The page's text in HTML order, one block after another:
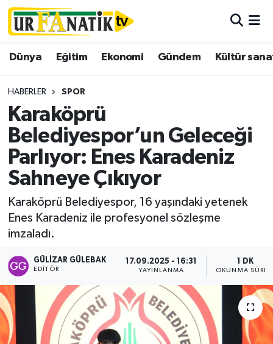
Dünya Eğitim Ekonomi Gündem Kültür
HABERLER SPOR
Karaköprü
Belediyespor’un Geleceği
Parlıyor: Enes Karadeniz
Sahneye Çıkıyor
Karaköprü Belediyespor, 16 yaşındaki yetenek
Enes Karadeniz ile profesyonel sözleşme
imzaladı.
GÜLIZAR GÜLEBAK
EDITÖR
17.09.2025 - 16:31
YAYINLANMA
1 DK
OKUNMA
Trafik Durumu
Süper Lig Puan Durumu ve Fikstür
Tüm Manşetler
Son Dakika Haberleri
Haber Arşivi